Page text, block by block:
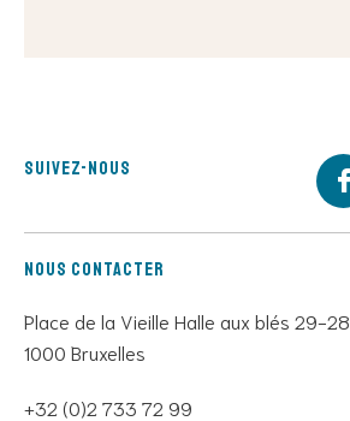
Suivez-nous
Nous contacter
Place de la Vieille Halle aux blés 29-28
1000 Bruxelles
+32 (0)2 733 72 99